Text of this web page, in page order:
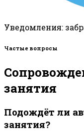
Уведомления:
Частые вопросы
занятия
Подождёт ли
занятия?